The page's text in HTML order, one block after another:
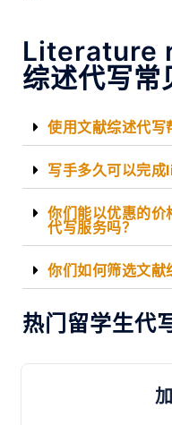
Literature
综述代写常
使用文献综述代写
写手多久可以完
你们能以优惠的
代写服务吗？
你们如何筛选文献
热门留学生代